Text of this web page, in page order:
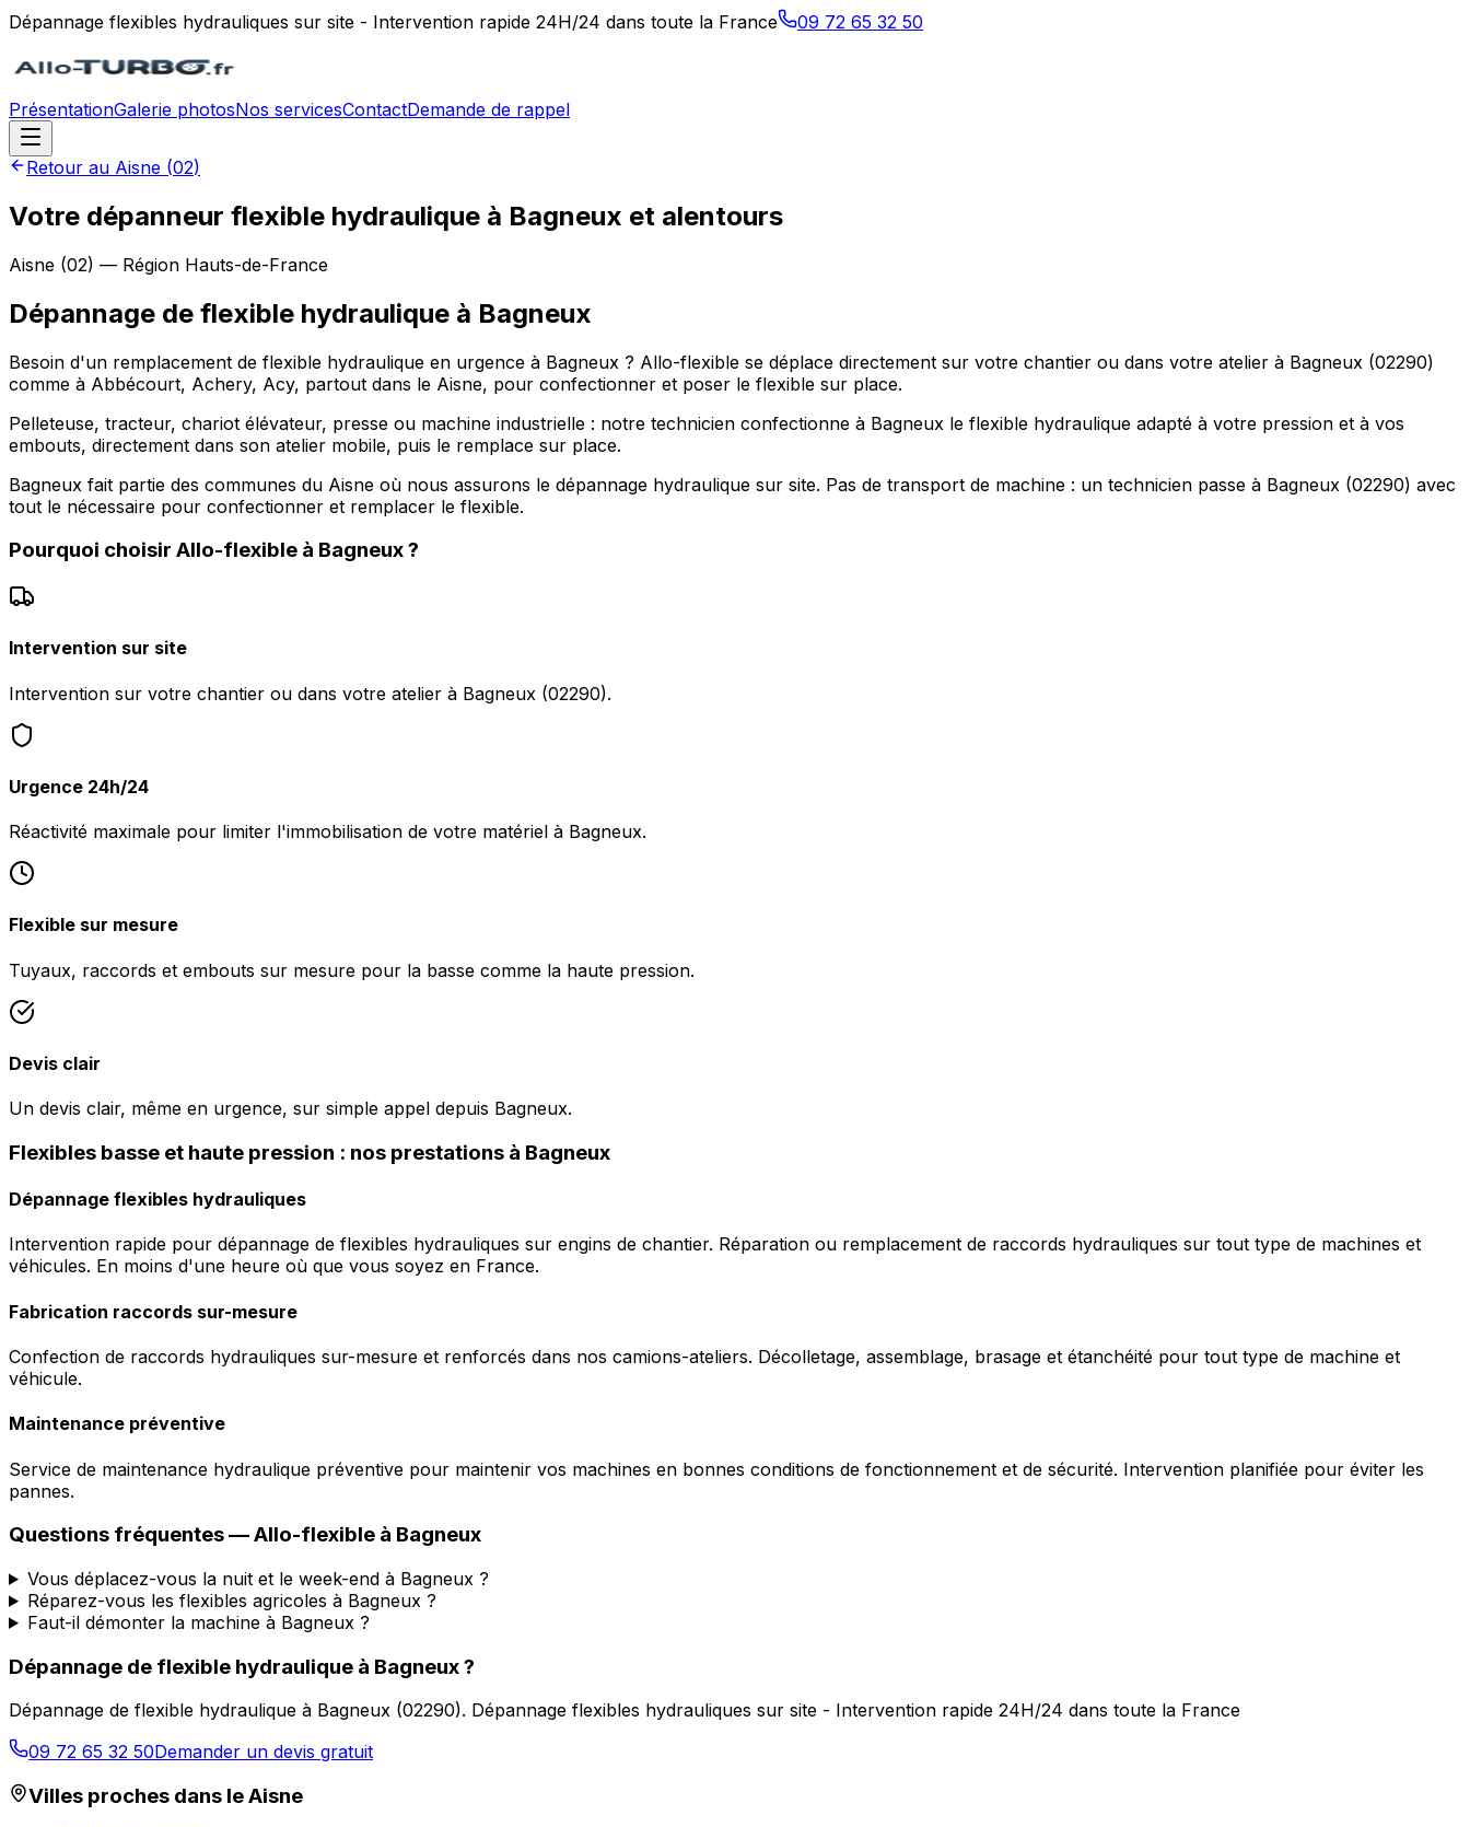
Dépannage flexibles hydrauliques sur site - Intervention rapide 24H/24 dans toute la France 09 72 65 32 50
PrésentationGalerie photosNos servicesContactDemande de rappel
Retour au Aisne (02)
Votre dépanneur flexible hydraulique à Bagneux et alentours
Aisne (02) — Région Hauts-de-France
Dépannage de flexible hydraulique à Bagneux
Besoin d'un remplacement de flexible hydraulique en urgence à Bagneux ? Allo-flexible se déplace directement sur votre chantier ou dans votre atelier à Bagneux (02290)
comme à Abbécourt, Achery, Acy, partout dans le Aisne, pour confectionner et poser le flexible sur place.
Pelleteuse, tracteur, chariot élévateur, presse ou machine industrielle : notre technicien confectionne à Bagneux le flexible hydraulique adapté à votre pression et à vos
embouts, directement dans son atelier mobile, puis le remplace sur place.
Bagneux fait partie des communes du Aisne où nous assurons le dépannage hydraulique sur site. Pas de transport de machine : un technicien passe à Bagneux (02290) avec
tout le nécessaire pour confectionner et remplacer le flexible.
Pourquoi choisir Allo-flexible à Bagneux?
Intervention sur site
Intervention sur votre chantier ou dans votre atelier à Bagneux (02290).
Urgence 24h/24
Réactivité maximale pour limiter l'immobilisation de votre matériel à Bagneux.
Flexible sur mesure
Tuyaux, raccords et embouts sur mesure pour la basse comme la haute pression.
Devis clair
Un devis clair, même en urgence, sur simple appel depuis Bagneux.
Flexibles basse et haute pression : nos prestations à Bagneux
Dépannage flexibles hydrauliques
Intervention rapide pour dépannage de flexibles hydrauliques sur engins de chantier. Réparation ou remplacement de raccords hydrauliques sur tout type de machines et
véhicules. En moins d'une heure où que vous soyez en France.
Fabrication raccords sur-mesure
Confection de raccords hydrauliques sur-mesure et renforcés dans nos camions-ateliers. Décolletage, assemblage, brasage et étanchéité pour tout type de machine et
véhicule.
Maintenance préventive
Service de maintenance hydraulique préventive pour maintenir vos machines en bonnes conditions de fonctionnement et de sécurité. Intervention planifiée pour éviter les
pannes.
Questions fréquentes —Allo-flexible à Bagneux
Vous déplacez-vous la nuit et le week-end à Bagneux ?
Réparez-vous les flexibles agricoles à Bagneux ?
Faut-il démonter la machine à Bagneux ?
Dépannage de flexible hydraulique à Bagneux?
Dépannage de flexible hydraulique à Bagneux (02290). Dépannage flexibles hydrauliques sur site - Intervention rapide 24H/24 dans toute la France
09 72 65 32 50Demander un devis gratuit
Villes proches dans leAisne